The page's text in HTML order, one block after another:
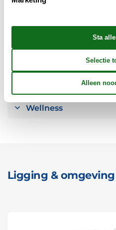
Opmerking
Wellness
Ligging & omgeving